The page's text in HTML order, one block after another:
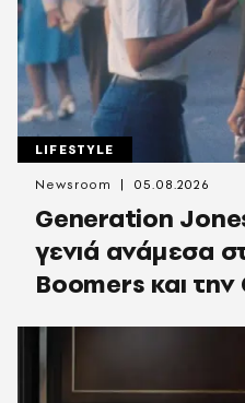
LIFESTYLE
Generation
γενιά ανάμεσα
Boomers και την
Newsroom 05.08.2026